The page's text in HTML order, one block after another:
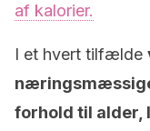
af kalorier.
I et hvert tilfælde
forhold til alder,